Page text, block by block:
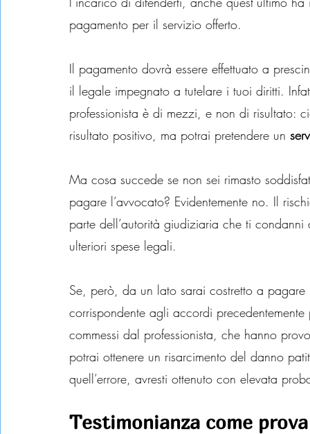
pagamento per il servizio offerto.
Il pagamento dovrà essere effettuato a
il legale impegnato a tutelare i tuoi diritti.
professionista è di mezzi, e non di risultato:
risultato positivo, ma potrai pretendere un
Ma cosa succede se non sei rimasto
pagare l’avvocato? Evidentemente no. Il
parte dell’autorità giudiziaria che ti
ulteriori spese legali.
Se, però, da un lato sarai costretto a
corrispondente agli accordi
commessi dal professionista, che hanno
potrai ottenere un risarcimento del danno
quell’errore, avresti ottenuto con elevata
Testimonianza come